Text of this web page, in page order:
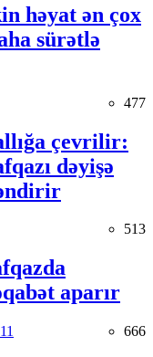
həyat ən çox
sürətlə
477
çevrilir:
dəyişə
513
aparır
666